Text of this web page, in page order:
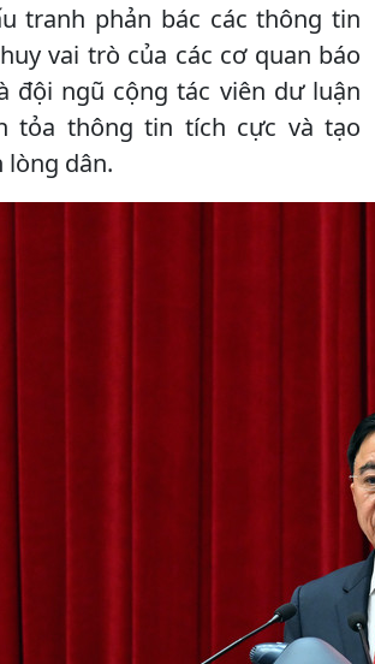
tranh phản bác các thông tin
vai trò của các cơ quan báo
đội ngũ cộng tác viên dư luận
tỏa thông tin tích cực và tạo
lòng dân.